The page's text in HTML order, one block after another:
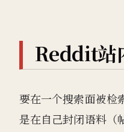
Reddit站
要在一个搜索面被检
是在自己封闭语料（